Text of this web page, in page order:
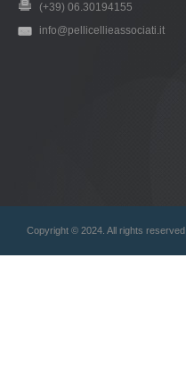
(+39) 06.30194155
info@pellicellieassociati.it
Copyright © 2024. All rights reserved.